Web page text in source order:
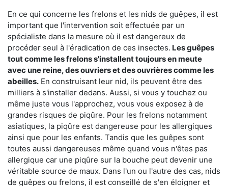
En ce qui concerne les frelons et les nids de guêpes, il est
important que l'intervention soit effectuée par un
spécialiste dans la mesure où il est dangereux de
procéder seul à l'éradication de ces insectes. Les guêpes
tout comme les frelons s'installent toujours en meute
avec une reine, des ouvriers et des ouvrières comme les
abeilles. En construisant leur nid, ils peuvent être des
milliers à s'installer dedans. Aussi, si vous y touchez ou
même juste vous l'approchez, vous vous exposez à de
grandes risques de piqûre. Pour les frelons notamment
asiatiques, la piqûre est dangereuse pour les allergiques
ainsi que pour les enfants. Tandis que les guêpes sont
toutes aussi dangereuses même quand vous n'êtes pas
allergique car une piqûre sur la bouche peut devenir une
véritable source de maux. Dans l'un ou l'autre des cas, nids
de guêpes ou frelons, il est conseillé de s'en éloigner et